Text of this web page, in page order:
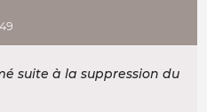
suite à la suppression du